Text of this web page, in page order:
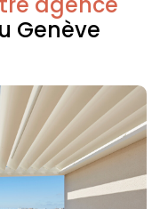
Genève